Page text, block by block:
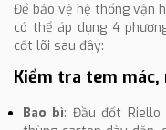
Để bảo vệ hệ thống vận
có thể áp dụng 4
cốt lõi sau đây:
Kiểm tra tem mác,
Bao bì: Đầu đốt Riello